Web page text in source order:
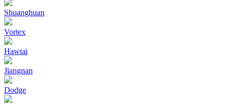
Shuanghuan
Vortex
Hawtai
Jiangnan
Dodge